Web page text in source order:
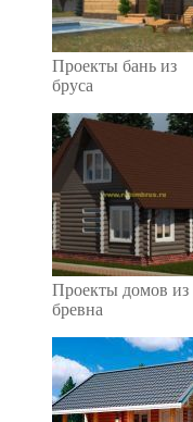
Проекты бань из
бруса
Проекты домов из
бревна